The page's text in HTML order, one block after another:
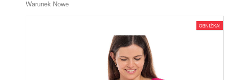
Warunek Nowe
OBNIŻKA!